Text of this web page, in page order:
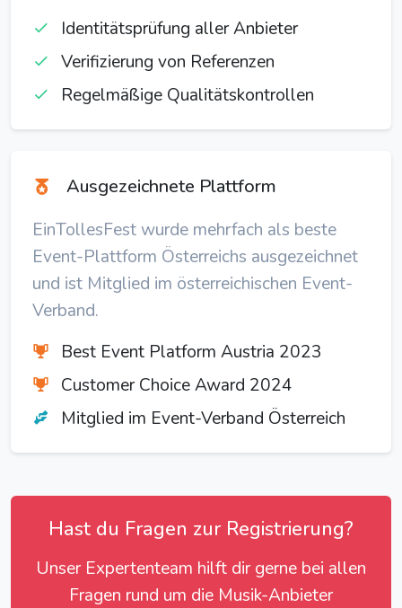
Identitätsprüfung aller Anbieter
Verifizierung von Referenzen
Regelmäßige Qualitätskontrollen
Ausgezeichnete Plattform
EinTollesFest wurde mehrfach als beste
Event-Plattform Österreichs ausgezeichnet
und ist Mitglied im österreichischen Event-
Verband.
Best Event Platform Austria 2023
Customer Choice Award 2024
Mitglied im Event-Verband Österreich
Hast du Fragen zur Registrierung?
Unser Expertenteam hilft dir gerne bei allen
Fragen rund um die Musik-Anbieter